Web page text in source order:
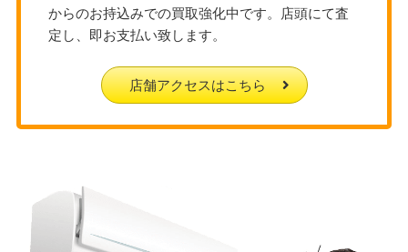
からのお持込みでの買取強化中です。店頭にて査
定し、即お支払い致します。
店舗アクセスはこちら